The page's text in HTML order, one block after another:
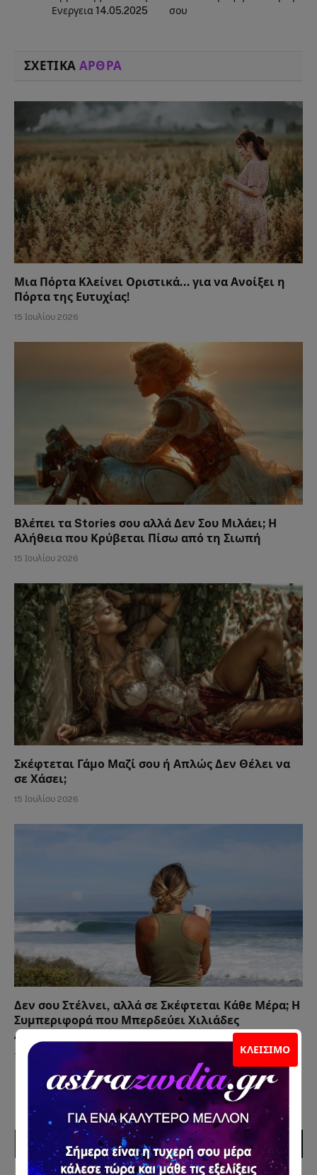
ΚΛΕΊΣΙΜΟ
Ενεργεια 14.05.2025
σου
ΣΧΕΤΙΚΑ ΑΡΘΡΑ
Μια Πόρτα Κλείνει Οριστικά… για να Ανοίξει η
Πόρτα της Ευτυχίας!
15 Ιουλίου 2026
Βλέπει τα Stories σου αλλά Δεν Σου Μιλάει; Η
Αλήθεια που Κρύβεται Πίσω από τη Σιωπή
15 Ιουλίου 2026
Σκέφτεται Γάμο Μαζί σου ή Απλώς Δεν Θέλει να
σε Χάσει;
15 Ιουλίου 2026
Δεν σου Στέλνει, αλλά σε Σκέφτεται Κάθε Μέρα; Η
Συμπεριφορά που Μπερδεύει Χιλιάδες
Ανθρώπους
12 Ιουλίου 2026
ΣΥΝΕΡΓΑΤΕΣ